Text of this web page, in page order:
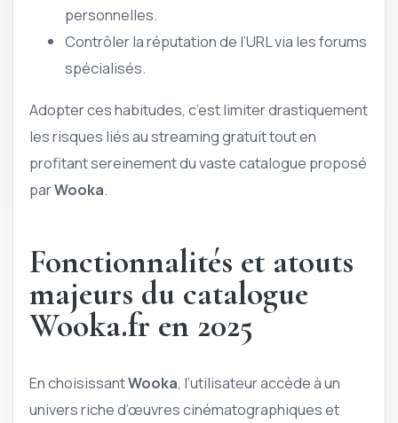
personnelles.
Contrôler la réputation de l’URL via les forums
spécialisés.
Adopter ces habitudes, c’est limiter drastiquement
les risques liés au streaming gratuit tout en
profitant sereinement du vaste catalogue proposé
parWooka
Fonctionnalités et atouts
majeurs du catalogue
Wooka.fr en 2025
En choisissantWooka, l’utilisateur accède à un
univers riche d’œuvres cinématographiques et